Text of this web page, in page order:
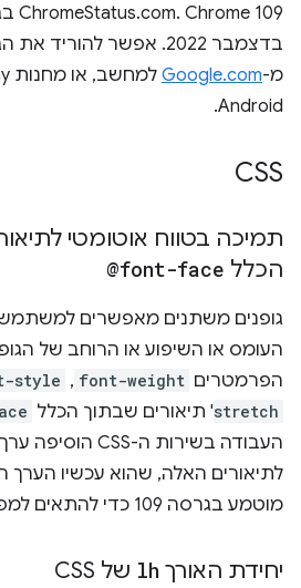
בדצמבר 2022. אפשר
מ-Google.com
Android.
CSS
תמיכה בטווח אוטומטי
הכלל @font-face
גופנים משתנים מאפשרים
העומס או השיפוע או הרוחב של
הפרמטרים font-weight
,
style
stretch' תיאורים שבתוך הכלל
העבודה בשירות ה-CSS הוסיפה ערך חדש,
לתיאורים האלה, שהוא עכשיו הערך
מוטמע בגרסה 109 כדי להתאים למפרט החדש.
יחידת האורך lh של CSS